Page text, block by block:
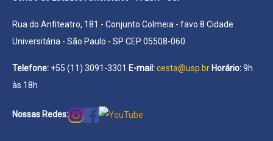
Rua do Anfiteatro, 181 - Conjunto Colmeia - favo 8 Cidade
Universitária - São Paulo - SP CEP 05508-060
Telefone: +55 (11) 3091-3301 E-mail:cesta@usp.br Horário:9h
às 18h
Nossas Redes: